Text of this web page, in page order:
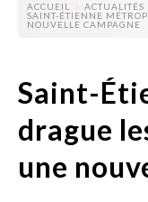
ACCUEIL ACTUALITÉS
SAINT-ÉTIENNE
NOUVELLE CAMPAGNE
Saint-
drague
une